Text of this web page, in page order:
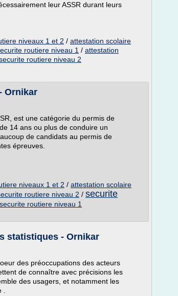
leur ASSR durant leurs
niveaux 1 et 2 / attestation scolaire
routiere niveau 1 / attestation
routiere niveau 2
Ornikar
est une catégorie du permis de
14 ans ou plus de conduire un
de candidats au permis de
épreuves.
niveaux 1 et 2 / attestation scolaire
routiere niveau 2 / securite
routiere niveau 1
statistiques - Ornikar
des préoccupations des acteurs
de connaître avec précisions les
des usagers, et notamment les